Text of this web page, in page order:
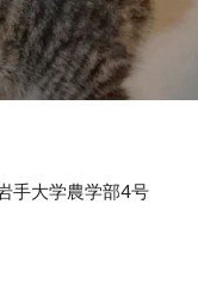
手大学農学部4号